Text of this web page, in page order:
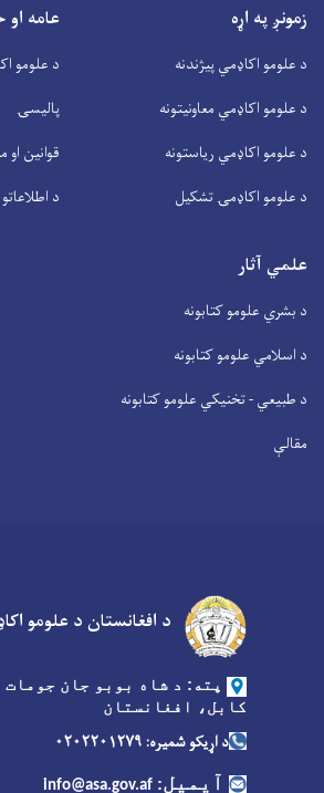
زمونږ په اړه
د علومو اکاډمي پیژندنه
د علومو اکاډمي معاونیتونه
د علومو اکاډمي ریاستونه
د علومو اکاډمۍ تشکیل
عامه
د علومو
پالیسۍ
قوانین او
د
علمي آثار
د بشري علومو کتابونه
د اسلامي علومو کتابونه
د طبیعي - تخنیکي علومو کتابونه
مقالې
د افغانستان د علومو
پته: د شاه بوبو جان جومات
کابل، افغانستان
د اړیکو شمیره: ۰۲۰۲۲۰۱۲۷۹
آیمیل:
info@asa.gov.af